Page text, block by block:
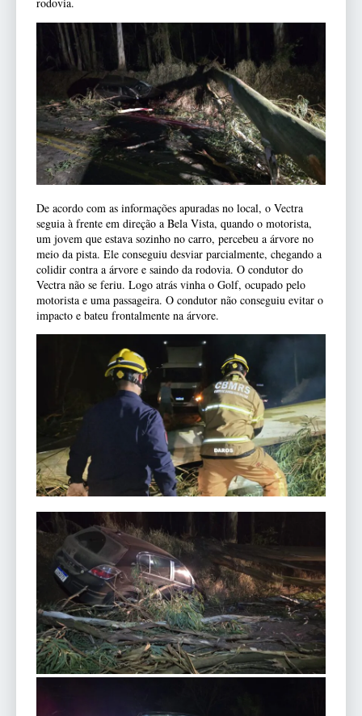
rodovia.
De acordo com as informações apuradas no local, o Vectra
seguia à frente em direção a Bela Vista, quando o motorista,
um jovem que estava sozinho no carro, percebeu a árvore no
meio da pista. Ele conseguiu desviar parcialmente, chegando a
colidir contra a árvore e saindo da rodovia. O condutor do
Vectra não se feriu. Logo atrás vinha o Golf, ocupado pelo
motorista e uma passageira. O condutor não conseguiu evitar o
impacto e bateu frontalmente na árvore.